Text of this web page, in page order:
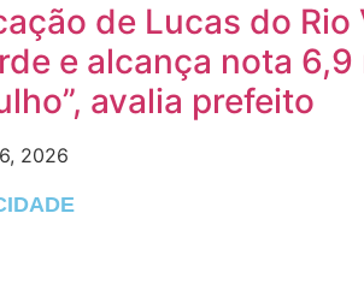
de Lucas do Rio
e alcança nota 6,9
avalia prefeito
2026